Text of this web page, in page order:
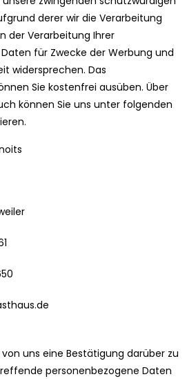
derer wir die Verarbeitung
der Verarbeitung Ihrer
für Zwecke der Werbung und
widersprechen. Das
Sie kostenfrei ausüben. Über
können Sie uns unter folgenden
uns eine Bestätigung darüber zu
personenbezogene Daten